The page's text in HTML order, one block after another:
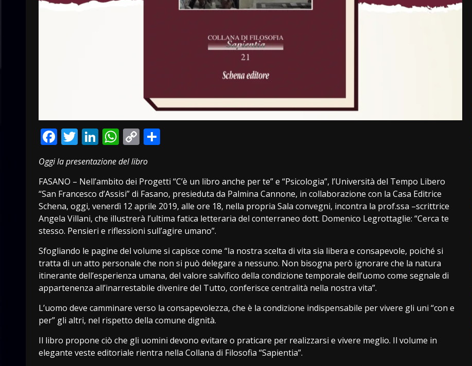
Facebook
Twitter
LinkedIn
WhatsApp
Copy
Link
Oggi la presentazione del libro
FASANO – Nell’ambito dei Progetti “C’è un libro anche per te” e “Psicologia”, l’Università del Tempo Libero
“San Francesco d’Assisi” di Fasano, presieduta da Palmina Cannone, in collaborazione con la Casa Editrice
Schena, oggi, venerdì 12 aprile 2019, alle ore 18, nella propria Sala convegni, incontra la prof.ssa –scrittrice
Angela Villani, che illustrerà l’ultima fatica letteraria del conterraneo dott. Domenico Legrottaglie: “Cerca te
stesso. Pensieri e riflessioni sull’agire umano”.
Sfogliando le pagine del volume si capisce come “la nostra scelta di vita sia libera e consapevole, poiché si
tratta di un atto personale che non si può delegare a nessuno. Non bisogna però ignorare che la natura
itinerante dell’esperienza umana, del valore salvifico della condizione temporale dell’uomo come segnale di
appartenenza all’inarrestabile divenire del Tutto, conferisce centralità nella nostra vita”.
L’uomo deve camminare verso la consapevolezza, che è la condizione indispensabile per vivere gli uni “con e
per” gli altri, nel rispetto della comune dignità.
Il libro propone ciò che gli uomini devono evitare o praticare per realizzarsi e vivere meglio. Il volume in
elegante veste editoriale rientra nella Collana di Filosofia “Sapientia”.